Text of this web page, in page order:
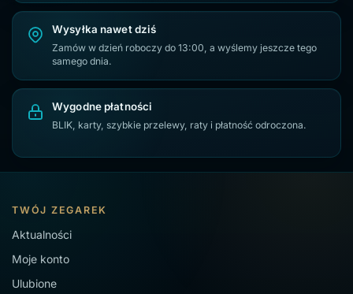
Wysyłka nawet dziś
Zamów w dzień roboczy do 13:00, a wyślemy jeszcze tego
samego dnia.
Wygodne płatności
BLIK, karty, szybkie przelewy, raty i płatność odroczona.
TWÓJ ZEGAREK
Aktualności
Moje konto
Ulubione